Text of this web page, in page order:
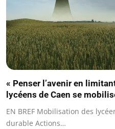
« Penser l’avenir en
lycéens de Caen se
EN BREF Mobilisation des
durable Actions…